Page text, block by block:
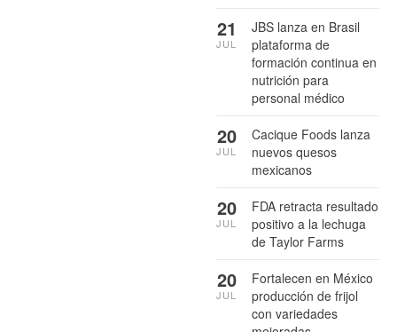
JBS lanza en Brasil
plataforma de
formación continua en
nutrición para
personal médico
21
JUL
Cacique Foods lanza
nuevos quesos
mexicanos
20
JUL
FDA retracta resultado
positivo a la lechuga
de Taylor Farms
20
JUL
Fortalecen en México
producción de frijol
con variedades
20
JUL